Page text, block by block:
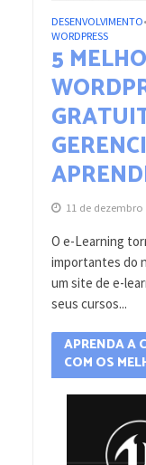
DESENVOLVIMENTO•
WORDPRESS
5
11 de dezembro
O e-Learning
importantes do
um site de e-
seus cursos...
APRENDA A
COM OS